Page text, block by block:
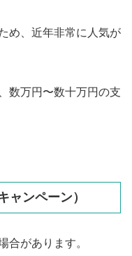
め、近年非常に人気が
数万円〜数十万円の支
ンペーン）
合があります。